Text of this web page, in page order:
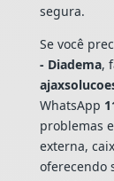
segura.
Se você
- Diadema,
WhatsApp
problemas
externa,
oferecendo